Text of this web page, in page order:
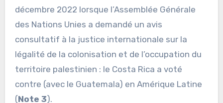
décembre 2022 lorsque l’Assemblée Générale
des Nations Unies a demandé un avis
consultatif à la justice internationale sur la
légalité de la colonisation et de l’occupation du
territoire palestinien : le Costa Rica a voté
contre (avec le Guatemala) en Amérique Latine
(Note 3).